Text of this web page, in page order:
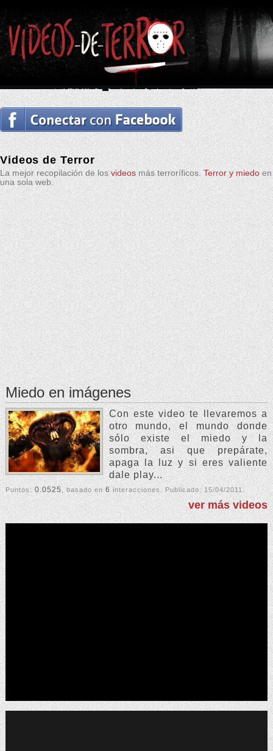
Videos de Terror
La mejor recopilación de losvideosmás terroríficos.Terror y miedoen
una sola web.
Miedo en imágenes
Con este video te llevaremos a
otro mundo, el mundo donde
sólo existe el miedo y la
sombra, asi que prepárate,
apaga la luz y si eres valiente
dale play...
Puntos: 0.0525, basado en6 interacciones. Publicado:15/04/2011.
ver más videos